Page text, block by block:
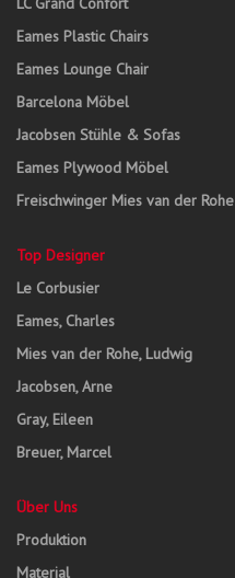
Eames Plastic Chairs
Eames Lounge Chair
Barcelona Möbel
Jacobsen Stühle & Sofas
Eames Plywood Möbel
Freischwinger Mies van der Rohe
Top Designer
Le Corbusier
Eames, Charles
Mies van der Rohe, Ludwig
Jacobsen, Arne
Gray, Eileen
Breuer, Marcel
Über Uns
Produktion
Material